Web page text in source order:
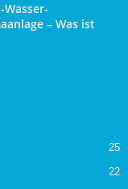
– Was ist
25
22